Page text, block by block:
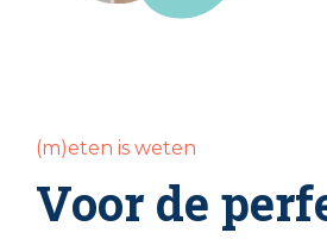
(m)eten is weten
Voor de